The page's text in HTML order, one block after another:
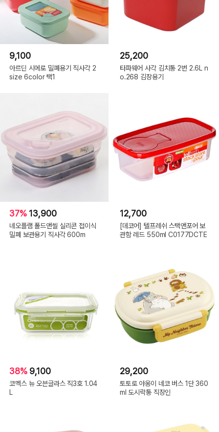
9,100
아르딘 시에로 밀폐용기 직사각 2
size 6color 택1
25,200
타파웨어 사각 김치통 2번 2.6L n
o.268 김장용기
37% 13,900
네오플램 폴드앤씰 실리콘 접이식
밀폐 보관용기 직사각 600m
12,700
[데코어] 텔프레쉬 스택앤포어 보
관함 레드 550ml C0177DCTE
38% 9,100
코멕스 뉴 오븐글라스 직3호 1.04
L
29,200
토토로 야옹이 네코 버스 1단 360
ml 도시락통 직장인